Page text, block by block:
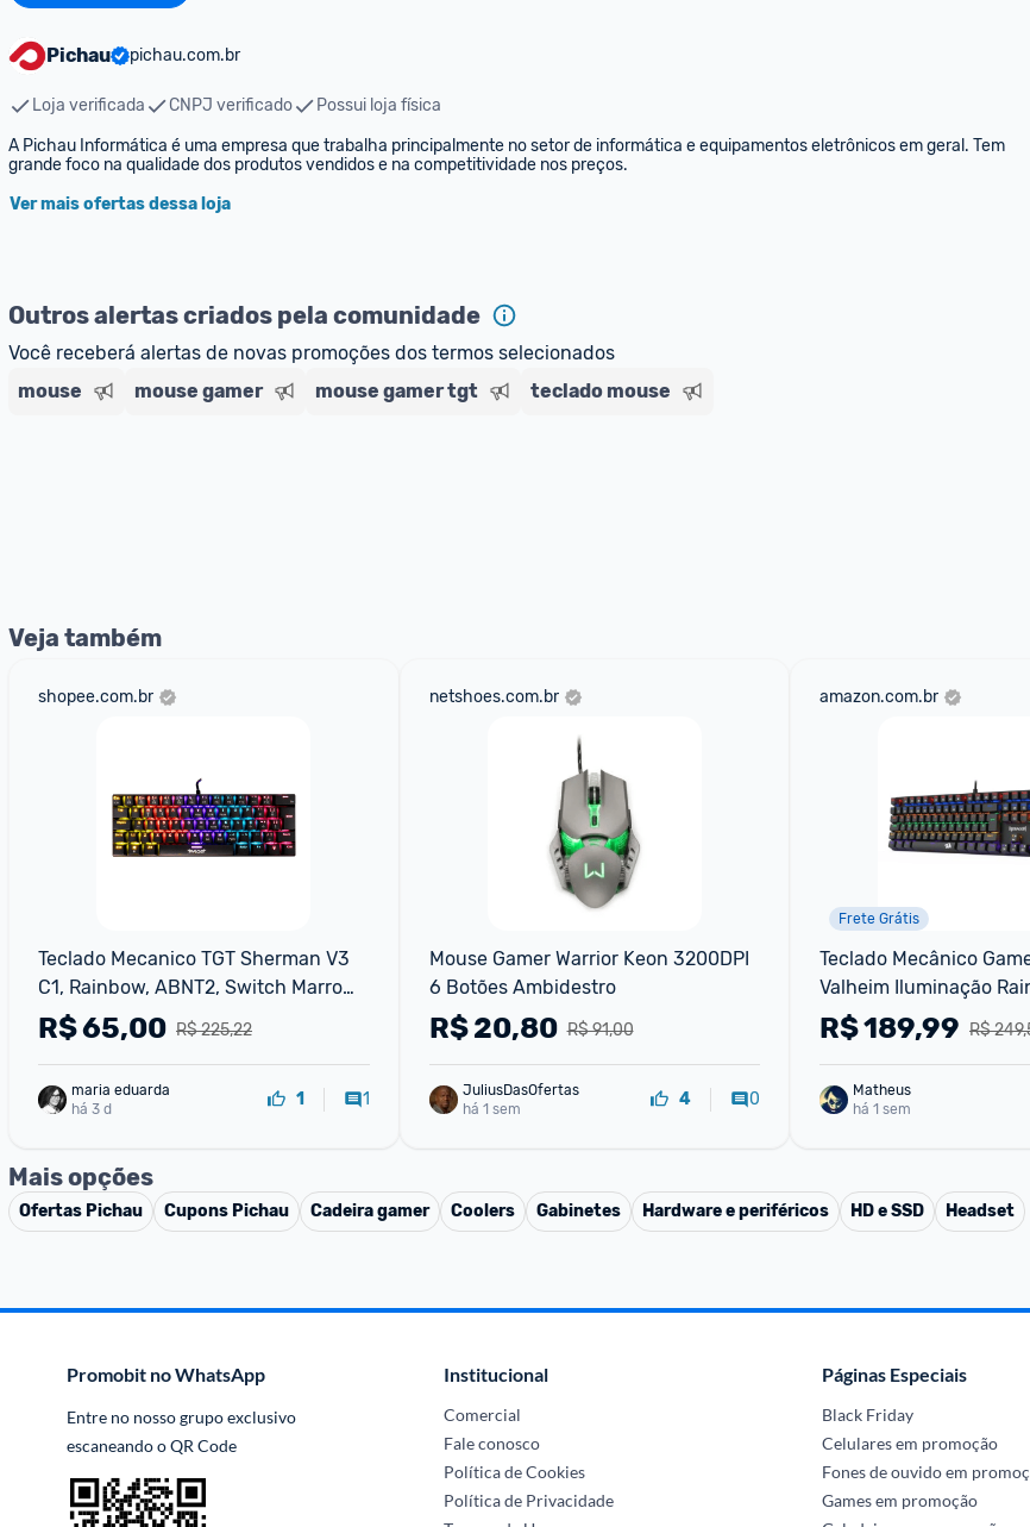
Pichau pichau.com.br
Loja verificada CNPJ verificado
Possui loja física
A Pichau Informática é uma empresa que trabalha principalmente no setor de informática e equipamentos eletrônicos em geral. Tem
grande foco na qualidade dos produtos vendidos e na competitividade nos preços.
Ver mais ofertas dessa loja
Outros alertas criados pela comunidade
Você receberá alertas de novas promoções dos termos selecionados
mouse
mouse gamer mouse gamer tgt teclado mouse
Veja também
shopee.com.br
Teclado Mecanico TGT Sherman V3
C1, Rainbow, ABNT2, Switch Marrom,
Preto, TGT-SHRC-BR01
R$ 225,22
R$65,00
maria eduarda
há 3 d
1 1
netshoes.com.br
Mouse Gamer Warrior Keon 3200DPI
6 Botões Ambidestro
R$ 91,00
R$20,80
JuliusDasOfertas
há 1 sem
4 0
amazon.com.br
Frete Grátis
Teclado Mecânico
Valheim Iluminação
Switch Brown K608-r
R$
R$189,99
Matheus
há 1 sem
Mais opções
Ofertas Pichau Cupons Pichau Cadeira gamer Coolers Gabinetes Hardware e periféricos HD e SSD Headset
Promobit no WhatsApp
Entre no nosso grupo exclusivo
escaneando o QR Code
Institucional
Comercial
Fale conosco
Política de Cookies
Política de Privacidade
Páginas Especiais
Black Friday
Celulares em promoção
Fones de ouvido em
Games em promoção